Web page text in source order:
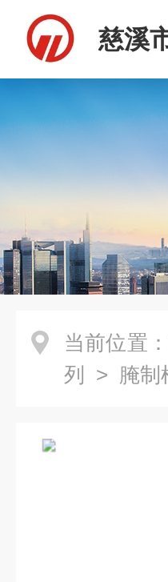
慈溪
当前位置：
列
> 腌制